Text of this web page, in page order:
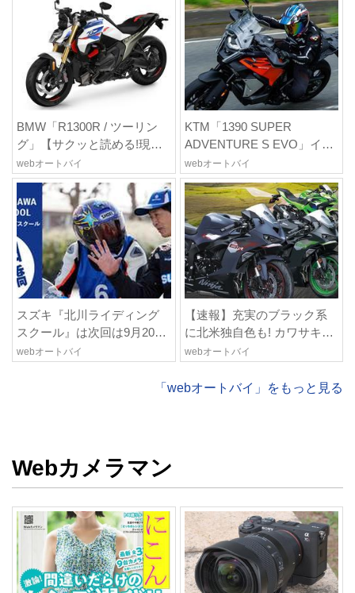
Style”【Heritage&Legends】
BMW「R1300R / ツーリン
グ」【サクッと読める!現行
輸入バイク図鑑】
webオートバイ
KTM「1390 SUPER
ADVENTURE S EVO」イン
プレ|新世代プレミアムツア
ラーに相応しい最新技術を
フルに投入
webオートバイ
スズキ『北川ライディング
スクール』は次回は9月20日
(日)に愛知県・豊橋で開催!
【スズキのバイク! のイベン
webオートバイ
【速報】充実のブラック系
に北米独自色も! カワサキ4
気筒スーパースポーツ「ニ
デルを発表、2気筒ニンジャ
webオートバイ
「webオートバイ」をもっと見る
Webカメラマン